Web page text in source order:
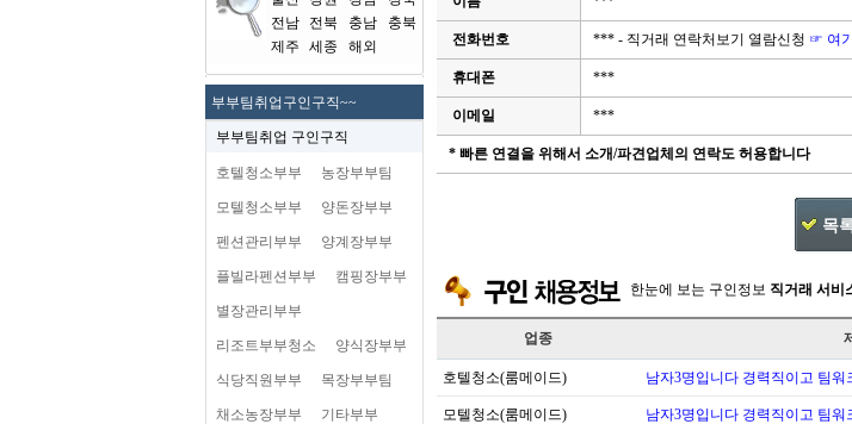
전남
전북 충남
충북
제주
세종 해외
부부팀취업구인구직~~
부부팀취업 구인구직
호텔청소부부 농장부부팀
모텔청소부부 양돈장부부
펜션관리부부 양계장부부
플빌라펜션부부 캠핑장부부
별장관리부부
리조트부부청소 양식장부부
식당직원부부 목장부부팀
채소농장부부 기타부부
전화번호 *** - 직거래 연락처보기 열람신청 ☞ 여
휴대폰 ***
이메일 ***
* 빠른 연결을 위해서 소개/파견업체의 연락도 허용합니다
목
한눈에 보는 구인정보 직거래 서비
업종
호텔청소(룸메이드) 남자3명입니다 경력직이고 팀워
모텔청소(룸메이드) 남자3명입니다 경력직이고 팀워